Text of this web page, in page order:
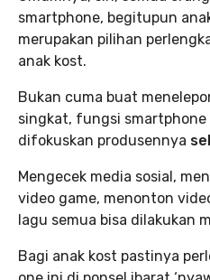
smartphone, begitupun
merupakan pilihan
anak kost.
Bukan cuma buat
singkat, fungsi smartphone
difokuskan produsennya
Mengecek media sosial,
video game, menonton
lagu semua bisa dilakukan
Bagi anak kost pastinya